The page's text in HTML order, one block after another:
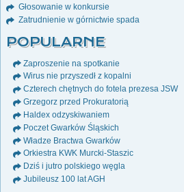
Głosowanie w konkursie
Zatrudnienie w górnictwie spada
POPULARNE
Zaproszenie na spotkanie
Wirus nie przyszedł z kopalni
Czterech chętnych do fotela prezesa JSW
Grzegorz przed Prokuratorią
Haldex odzyskiwaniem
Poczet Gwarków Śląskich
Władze Bractwa Gwarków
Orkiestra KWK Murcki-Staszic
Dziś i jutro polskiego węgla
Jubileusz 100 lat AGH